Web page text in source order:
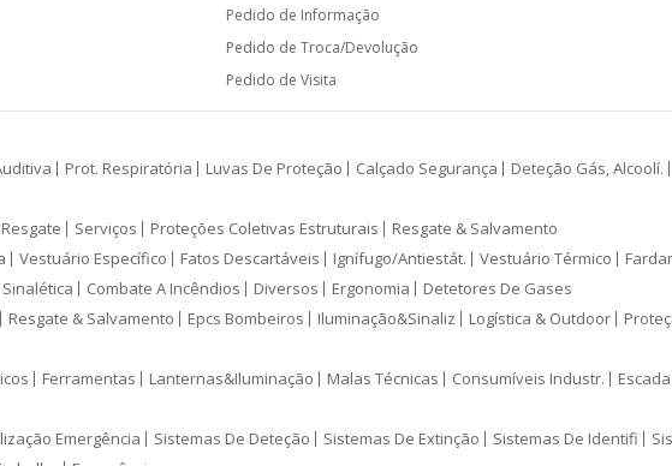
Pedido de Informação
Pedido de Troca/Devolução
Pedido de Visita
Prot. Respiratória Luvas De Proteção Calçado Segurança Deteção Gás, Alcoolí.
Serviços Proteções Coletivas Estruturais Resgate & Salvamento
Vestuário Específico Fatos Descartáveis Ignífugo/Antiestát. Vestuário Térmico
Sinalética Combate A Incêndios Diversos Ergonomia Detetores De Gases
Resgate & Salvamento Epcs Bombeiros Iluminação&Sinaliz Logística & Outdoor
Ferramentas Lanternas&Iluminação Malas Técnicas Consumíveis Industr.
Emergência Sistemas De Deteção Sistemas De Extinção Sistemas De Identifi